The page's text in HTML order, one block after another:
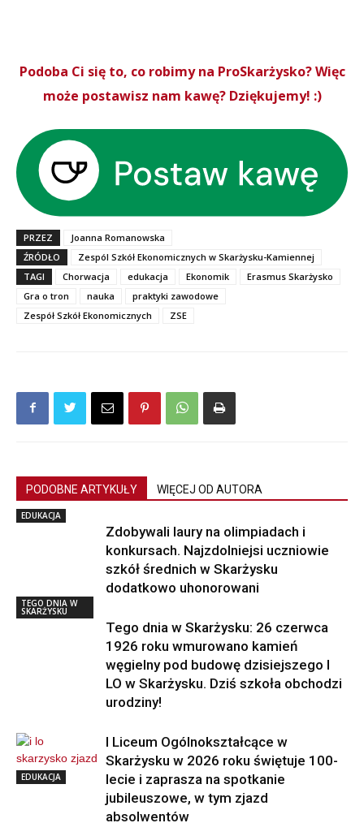
Podoba Ci się to, co robimy na ProSkarżysko? Więc
może postawisz nam kawę? Dziękujemy! :)
PRZEZ
Joanna Romanowska
ŹRÓDŁO
Zespól Szkół Ekonomicznych w Skarżysku-Kamiennej
TAGI
Chorwacja edukacja Ekonomik
Erasmus Skarżysko
Gra o tron
nauka
praktyki zawodowe
Zespół Szkół Ekonomicznych
ZSE
PODOBNE ARTYKUŁY WIĘCEJ OD AUTORA
EDUKACJA
Zdobywali laury na olimpiadach i
konkursach. Najzdolniejsi uczniowie
szkół średnich w Skarżysku
dodatkowo uhonorowani
TEGO DNIA W
SKARŻYSKU
Tego dnia w Skarżysku: 26 czerwca
1926 roku wmurowano kamień
węgielny pod budowę dzisiejszego I
LO w Skarżysku. Dziś szkoła obchodzi
urodziny!
EDUKACJA
I Liceum Ogólnokształcące w
Skarżysku w 2026 roku świętuje 100-
lecie i zaprasza na spotkanie
jubileuszowe, w tym zjazd
absolwentów